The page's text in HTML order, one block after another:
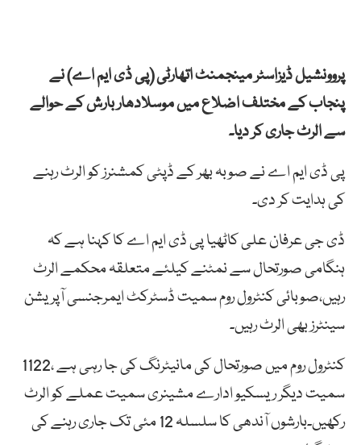
پروونشیل ڈیزاسٹر مینجمنٹ اتھارٹی (پی ڈی ایم اے) نے
پنجاب کے مختلف اضلاع میں موسلادھار بارش کے حوالے
سے الرٹ جاری کر دیا۔
پی ڈی ایم اے نے صوبہ بھر کے ڈپٹی کمشنرز کو الرٹ رہنے
کی ہدایت کر دی۔
ڈی جی عرفان علی کاٹھیا پی ڈی ایم اے کا کہنا ہے کہ
ہنگامی صورتحال سے نمٹنے کیلئے متعلقہ محکمے الرٹ
رہیں،صوبائی کنٹرول روم سمیت ڈسٹرکٹ ایمرجنسی آپریشن
سینٹرز بھی الرٹ رہیں۔
کنٹرول روم میں صورتحال کی مانیٹرنگ کی جا رہی ہے ،1122
سمیت دیگر ریسکیو ادارے مشینری سمیت عملے کو الرٹ
رکھیں۔بارشوں آندھی کا سلسلہ 12 مئی تک جاری رہنے کی